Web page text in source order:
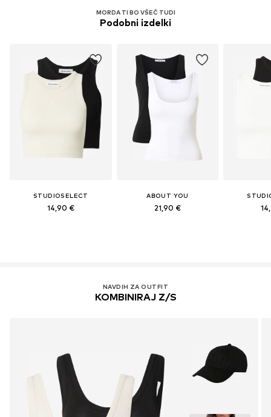
MORDA TI BO VŠEČ TUDI
Podobni izdelki
STUDIOSELECT
14,90 €
ABOUT YOU
21,90 €
NAVDIH ZA OUTFIT
KOMBINIRAJ Z/S